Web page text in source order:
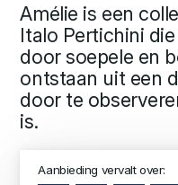
Amélie is een
Italo Pertichini
door soepele en
ontstaan uit een
door te
is.
Aanbieding vervalt over: